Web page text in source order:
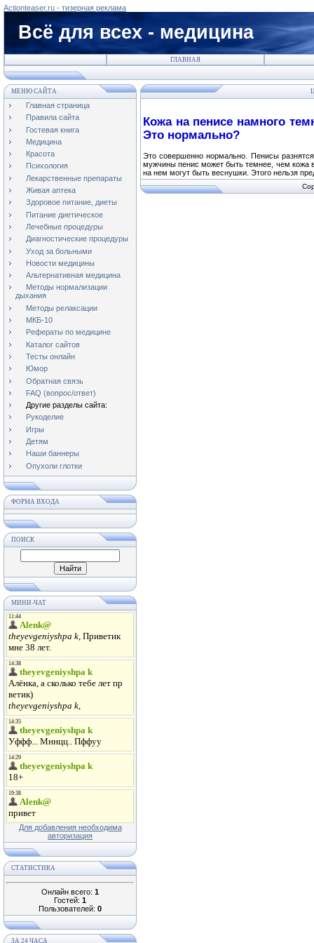
Actionteaser.ru - тизерная реклама
Всё для всех - медицина
ГЛАВНАЯ
МЕНЮ САЙТА
Главная страница
Правила сайта
Гостевая книга
Медицина
Красота
Психология
Лекарственные препараты
Живая аптека
Здоровое питание, диеты
Питание диетическое
Лечебные процедуры
Диагностические процедуры
Уход за больными
Новости медицины
Альтернативная медицина
Методы нормализации
дыхания
Методы релаксации
МКБ-10
Рефераты по медицине
Каталог сайтов
Тесты онлайн
Юмор
Обратная связь
FAQ (вопрос/ответ)
Другие разделы сайта:
Рукоделие
Игры
Детям
Наши баннеры
Опухоли глотки
ФОРМА ВХОДА
ПОИСК
МИНИ-ЧАТ
Для добавления необходима
авторизация
СТАТИСТИКА
Онлайн всего: 1
Гостей: 1
Пользователей: 0
ЗА 24 ЧАСА
Кожа на пенисе намного
Это нормально?
Это совершенно нормально. Пенисы
мужчины пенис может быть темнее, чем кожа
на нем могут быть веснушки. Этого нельзя